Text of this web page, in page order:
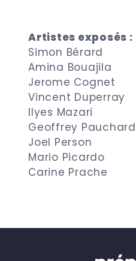
Artistes exposés :
Simon Bérard
Amina Bouajila
Jerome Cognet
Vincent Duperray
Ilyes Mazari
Geoffrey Pauchard
Joel Person
Mario Picardo
Carine Prache